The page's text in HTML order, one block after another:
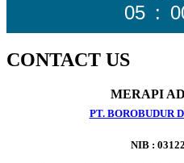
05 :
CONTACT US
MERAPI
PT. BOROBUDUR
NIB :